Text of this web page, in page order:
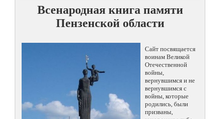
Всенародная книга памяти
Пензенской области
Сайт посвящается
воинам Великой
Отечественной
войны,
вернувшимся и не
вернувшимся с
войны, которые
родились, были
призваны,